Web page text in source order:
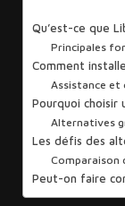
Qu’est-ce que
Principales
Comment
Assistance et
Pourquoi choisir
Alternatives
Les défis des
Comparaison
Peut-on faire